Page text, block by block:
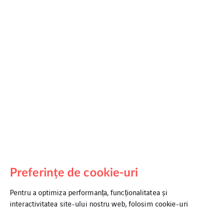
Preferințe de cookie-uri
Pentru a optimiza performanța, funcționalitatea și
interactivitatea site-ului nostru web, folosim cookie-uri